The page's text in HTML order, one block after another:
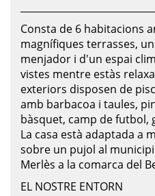
Consta de 6 habitacions
magnífiques terrasses,
menjador i d'un espai
vistes mentre estàs
exteriors disposen de
amb barbacoa i taules,
bàsquet, camp de futbol,
La casa està adaptada a
sobre un pujol al
Merlès a la comarca del
EL NOSTRE ENTORN